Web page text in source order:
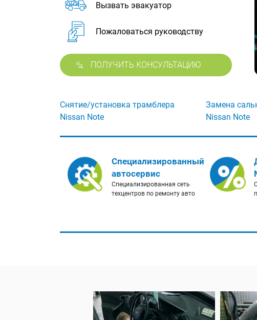
Вызвать эвакуатор
Пожаловаться руководству
ПОЛУЧИТЬ КОНСУЛЬТАЦИЮ
Снятие/установка трамблера
Nissan Note
Замена
Nissan Note
Специализированный
автосервис
Специализированная сеть
техцентров по ремонту авто